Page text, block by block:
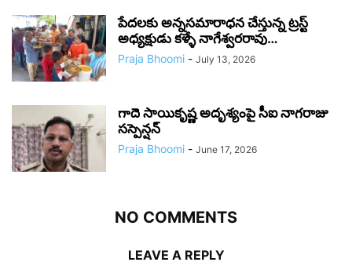
పేదలకు అన్నసమారాధన చేస్తున్న ట్రస్ట్
అధ్యక్షుడు కళ్ళే నాగేశ్వరరావు…
Praja Bhoomi - July 13, 2026
గాదె సాయికృష్ణ అదృశ్యంపై సీఐ నాగరాజు
సస్పెన్షన్
Praja Bhoomi - June 17, 2026
NO COMMENTS
LEAVE A REPLY